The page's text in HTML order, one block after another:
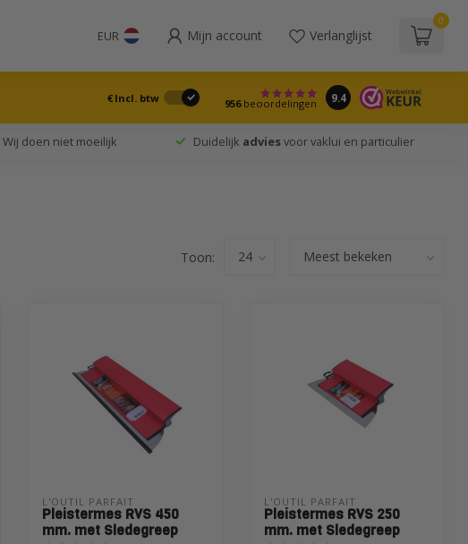
EUR Mijn account Verlanglijst
0
€ Incl. btw 956beoordelingen 9.4
Wij doen niet moeilijk Duidelijk adviesvoor vaklui en particulier
Toon:
L'OUTIL PARFAIT
Pleistermes RVS 450
mm. met Sledegreep
L'OUTIL PARFAIT
Pleistermes RVS 250
mm. met Sledegreep